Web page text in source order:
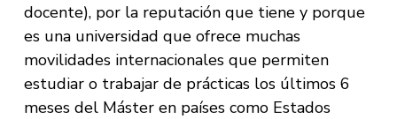
docente), por la reputación que tiene y porque
es una universidad que ofrece muchas
movilidades internacionales que permiten
estudiar o trabajar de prácticas los últimos 6
meses del Máster en países como Estados